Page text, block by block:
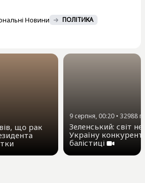
Новини ПОЛІТИКА
що рак
9 серпня, 00:20 • 32988
Зеленський: світ
Україну
балістиці